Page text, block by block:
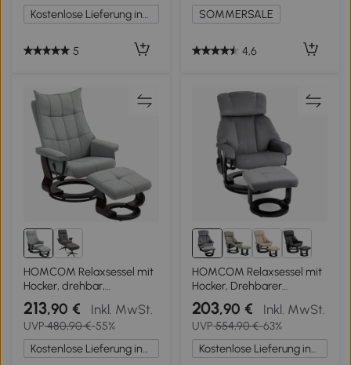
Kostenlose Lieferung innerhalb Deutschlands
5
SOMMERSALE
4,6
HOMCOM Relaxsessel mit
Hocker, drehbar,
Wippfunktion, verstellbare
Rückenlehne, bis 150 kg,
Grau
213,90 € Inkl. MwSt.
UVP480,90 €-55%
Kostenlose Lieferung innerhalb Deutschlands
HOMCOM Relaxsessel mit
Hocker, Drehbarer
Fernsehsessel mit
Schwingmassage,
Liegefunktion,
Massagesessel mit
Seitentasche, Liegesessel
203,90 € Inkl. MwSt.
UVP554,90 €-63%
Kostenlose Lieferung innerhalb Deutschlands